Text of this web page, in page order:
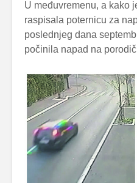
U međuvremenu, a kako
raspisala poternicu za
poslednjeg dana
počinila napad na